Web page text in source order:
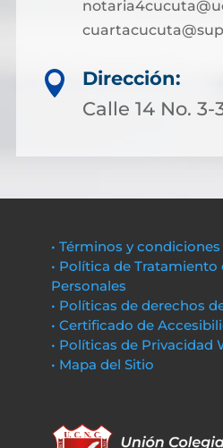

Dirección:
Calle 14 No. 3-
• Términos y condiciones
• Política de Tratamiento
Personales
• Políticas de derechos
• Certificado de
• Políticas de Privacidad
• Mapa del Sitio